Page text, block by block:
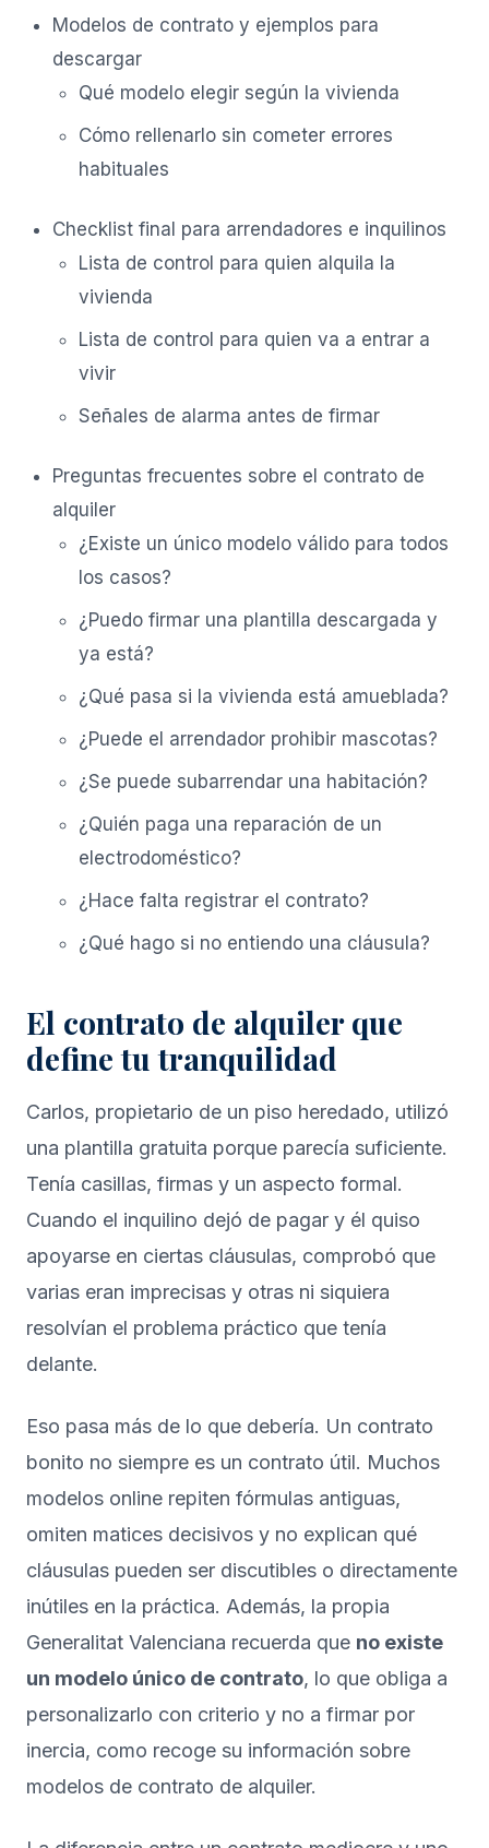
Modelos de contrato y ejemplos para
descargar
Qué modelo elegir según la vivienda
Cómo rellenarlo sin cometer errores
habituales
Checklist final para arrendadores e inquilinos
Lista de control para quien alquila la
vivienda
Lista de control para quien va a entrar a
vivir
Señales de alarma antes de firmar
Preguntas frecuentes sobre el contrato de
alquiler
¿Existe un único modelo válido para todos
los casos?
¿Puedo firmar una plantilla descargada y
ya está?
¿Qué pasa si la vivienda está amueblada?
¿Puede el arrendador prohibir mascotas?
¿Se puede subarrendar una habitación?
¿Quién paga una reparación de un
electrodoméstico?
¿Hace falta registrar el contrato?
¿Qué hago si no entiendo una cláusula?
El contrato de alquiler que
define tu tranquilidad
Carlos, propietario de un piso heredado, utilizó
una plantilla gratuita porque parecía suficiente.
Tenía casillas, firmas y un aspecto formal.
Cuando el inquilino dejó de pagar y él quiso
apoyarse en ciertas cláusulas, comprobó que
varias eran imprecisas y otras ni siquiera
resolvían el problema práctico que tenía
delante.
Eso pasa más de lo que debería. Un contrato
bonito no siempre es un contrato útil. Muchos
modelos online repiten fórmulas antiguas,
omiten matices decisivos y no explican qué
cláusulas pueden ser discutibles o directamente
inútiles en la práctica. Además, la propia
Generalitat Valenciana recuerda que no existe
un modelo único de contrato, lo que obliga a
personalizarlo con criterio y no a firmar por
inercia, como recoge su información sobre
modelos de contrato de alquiler.